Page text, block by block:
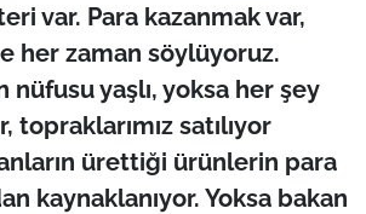
var. Para kazanmak var,
her zaman söylüyoruz.
yaşlı, yoksa her şey
topraklarımız satılıyor
ürettiği ürünlerin para
kaynaklanıyor. Yoksa bakan